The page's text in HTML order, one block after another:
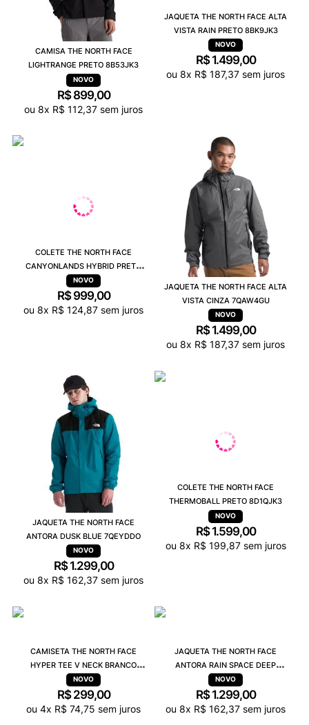
CAMISA THE NORTH FACE
LIGHTRANGE PRETO 8B53JK3
R$ 899,00
ou 8x R$ 112,37 sem juros
JAQUETA THE NORTH FACE ALTA
VISTA RAIN PRETO 8BK9JK3
R$ 1.499,00
ou 8x R$ 187,37 sem juros
COLETE THE NORTH FACE
CANYONLANDS HYBRID PRETO
7UJJ4H0
R$ 999,00
ou 8x R$ 124,87 sem juros
JAQUETA THE NORTH FACE ALTA
VISTA CINZA 7QAW4GU
R$ 1.499,00
ou 8x R$ 187,37 sem juros
JAQUETA THE NORTH FACE
ANTORA DUSK BLUE 7QEYDDO
R$ 1.299,00
ou 8x R$ 162,37 sem juros
COLETE THE NORTH FACE
THERMOBALL PRETO 8D1QJK3
R$ 1.599,00
ou 8x R$ 199,87sem juros
CAMISETA THE NORTH FACE
HYPER TEE V NECK BRANCO
A048NFN4
R$ 299,00
ou 4x R$ 74,75 sem juros
JAQUETA THE NORTH FACE
ANTORA RAIN SPACE DEEP
CYPRESS 8BKDDI6
R$ 1.299,00
ou 8x R$ 162,37 sem juros